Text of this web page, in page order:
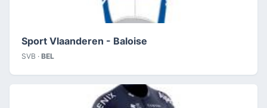
Sport Vlaanderen - Baloise
SVB · BEL